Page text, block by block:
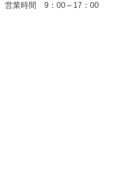
営業時間 9：00～17：00